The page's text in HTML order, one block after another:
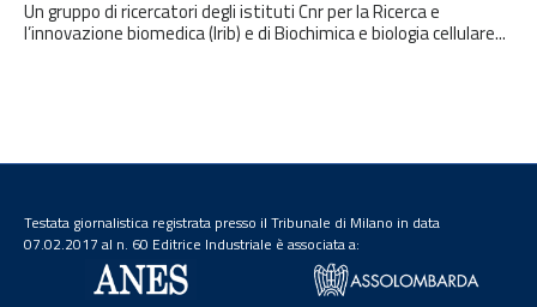
Un gruppo di ricercatori degli istituti Cnr per la Ricerca e
l’innovazione biomedica (Irib) e di Biochimica e biologia cellulare...
Testata giornalistica registrata presso il Tribunale di Milano in data
07.02.2017 al n. 60 Editrice Industriale è associata a: